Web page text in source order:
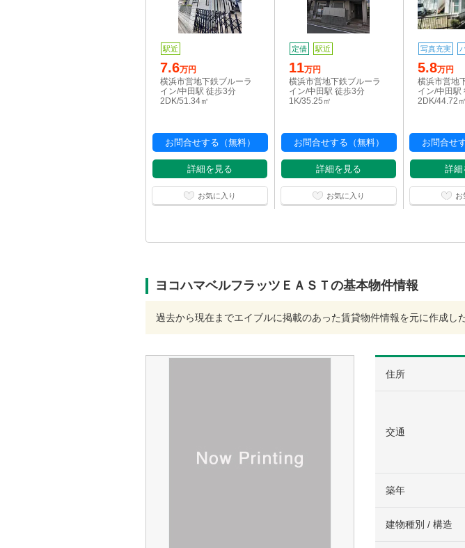
駅近
7.6万円
横浜市営地下鉄ブルーラ
イン/中田駅 徒歩3分
2DK/51.34㎡
お問合せする（無料）
詳細を見る
お気に入り
定借 駅近
11万円
横浜市営地下鉄ブルーラ
イン/中田駅 徒歩3分
1K/35.25㎡
お問合せする（無料）
詳細を見る
お気に入り
写真充実
5.8万円
横浜市営地
イン/中田駅
2DK/44.72㎡
お問合せ
詳細
お
ヨコハマベルフラッツＥＡＳＴの基本物件情報
過去から現在までエイブルに掲載のあった賃貸物件情報を元に作成し
住所
交通
築年
建物種別 / 構造